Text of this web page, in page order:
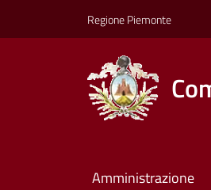
Regione Piemonte
Amministrazione